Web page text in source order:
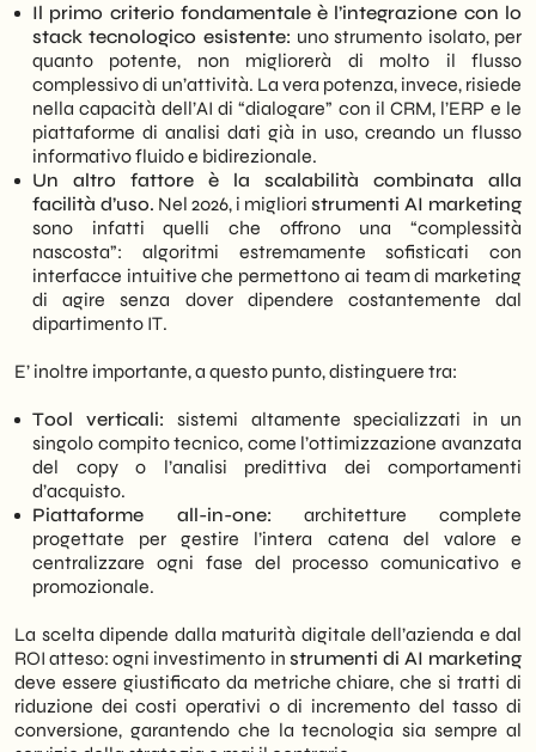
Il primo criterio fondamentale è l’integrazione con lo
stack tecnologico esistente: uno strumento isolato, per
quanto potente, non migliorerà di molto il flusso
complessivo di un’attività. La vera potenza, invece, risiede
nella capacità dell’AI di “dialogare” con il CRM, l’ERP e le
piattaforme di analisi dati già in uso, creando un flusso
informativo fluido e bidirezionale.
Un altro fattore è la scalabilità combinata alla
facilità d’uso. Nel 2026, i migliori strumenti AI marketing
sono infatti quelli che offrono una “complessità
nascosta”: algoritmi estremamente sofisticati con
interfacce intuitive che permettono ai team di marketing
di agire senza dover dipendere costantemente dal
dipartimento IT.
E’ inoltre importante, a questo punto, distinguere tra:
Tool verticali:
sistemi altamente specializzati in un
singolo compito tecnico, come l’ottimizzazione avanzata
del copy o l’analisi predittiva dei comportamenti
d’acquisto.
Piattaforme all-in-one: architetture complete
progettate per gestire l’intera catena del valore e
centralizzare ogni fase del processo comunicativo e
promozionale.
La scelta dipende dalla maturità digitale dell’azienda e dal
ROI atteso: ogni investimento in strumenti di AI marketing
deve essere giustificato da metriche chiare, che si tratti di
riduzione dei costi operativi o di incremento del tasso di
conversione, garantendo che la tecnologia sia sempre al